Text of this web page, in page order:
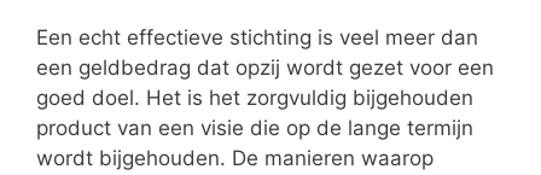
Een echt effectieve stichting is veel meer dan
een geldbedrag dat opzij wordt gezet voor een
goed doel. Het is het zorgvuldig bijgehouden
product van een visie die op de lange termijn
wordt bijgehouden. De manieren waarop